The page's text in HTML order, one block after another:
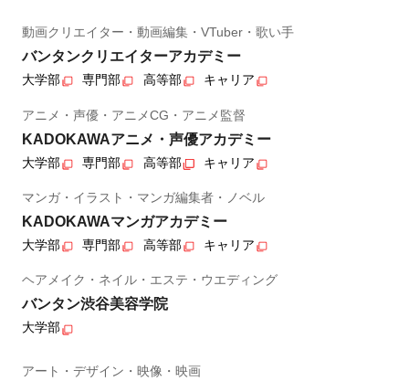
動画クリエイター・動画編集・VTuber・歌い手
バンタンクリエイターアカデミー
大学部 専門部 高等部 キャリア
アニメ・声優・アニメCG・アニメ監督
KADOKAWAアニメ・声優アカデミー
大学部 専門部 高等部 キャリア
マンガ・イラスト・マンガ編集者・ノベル
KADOKAWAマンガアカデミー
大学部 専門部 高等部 キャリア
ヘアメイク・ネイル・エステ・ウエディング
バンタン渋谷美容学院
大学部
アート・デザイン・映像・映画